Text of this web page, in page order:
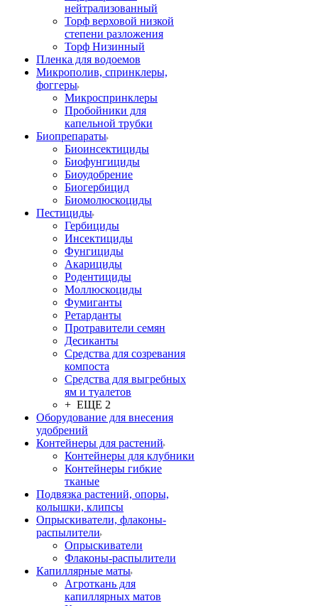
нейтрализованный
Торф верховой низкой
степени разложения
Торф Низинный
Пленка для водоемов
Микрополив, спринклеры,
фоггеры
Микроспринклеры
Пробойники для
капельной трубки
Биопрепараты
Биоинсектициды
Биофунгициды
Биоудобрение
Биогербицид
Биомолюскоциды
Пестициды
Гербициды
Инсектициды
Фунгициды
Акарициды
Родентициды
Моллюскоциды
Фумиганты
Ретарданты
Протравители семян
Десиканты
Средства для созревания
компоста
Средства для выгребных
ям и туалетов
+ ЕЩЕ 2
Оборудование для внесения
удобрений
Контейнеры для растений
Контейнеры для клубники
Контейнеры гибкие
тканые
Подвязка растений, опоры,
колышки, клипсы
Опрыскиватели, флаконы-
распылители
Опрыскиватели
Флаконы-распылители
Капиллярные маты
Агроткань для
капиллярных матов